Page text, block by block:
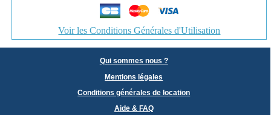
Voir les Conditions Générales d'Utilisation
Qui sommes nous ?
Mentions légales
Conditions générales de location
Aide & FAQ